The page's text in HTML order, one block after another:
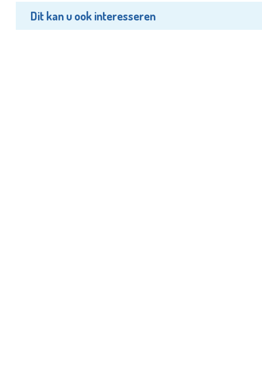
Dit kan u ook interesseren